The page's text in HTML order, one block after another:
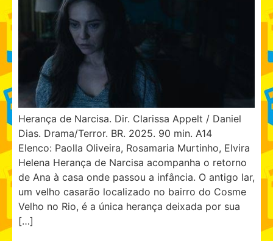
Herança de Narcisa. Dir. Clarissa Appelt / Daniel
Dias. Drama/Terror. BR. 2025. 90 min. A14
Elenco: Paolla Oliveira, Rosamaria Murtinho, Elvira
Helena Herança de Narcisa acompanha o retorno
de Ana à casa onde passou a infância. O antigo lar,
um velho casarão localizado no bairro do Cosme
Velho no Rio, é a única herança deixada por sua
[…]